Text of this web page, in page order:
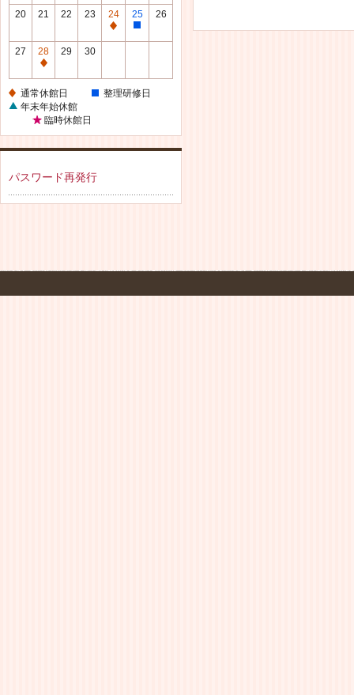
館
常
館
日
20 21 22 23
24
通
館
日
25
整
修
日
26
27
28
通
休
館
日
29 30
通常休館日
整理研修日
年末年始休館
臨時休館日
パスワード再発行